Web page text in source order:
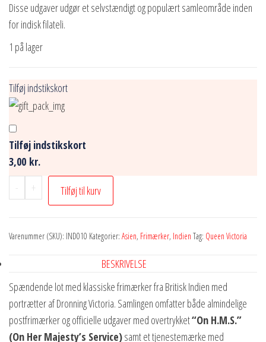
Disse udgaver udgør et selvstændigt og populært samleområde inden
for indisk filateli.
1 på lager
Tilføj indstikskort
Tilføj indstikskort
3,00 kr.
-
Britisk
Indien
lot
klassiske
Victoria-
udgaver
inkl.
+ Tilføj til kurv
Varenummer (SKU): IND010 Kategorier: Asien, Frimærker, Indien Tag: Queen Victoria
BESKRIVELSE
Spændende lot med klassiske frimærker fra Britisk Indien med
portrætter af Dronning Victoria. Samlingen omfatter både almindelige
postfrimærker og officielle udgaver med overtrykket“On H.M.S.”
(On Her Majesty’s Service)samt et tjenestemærke med